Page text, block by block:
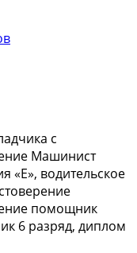
с
Машинист
«Е», водительское
помощник
6 разряд, диплом